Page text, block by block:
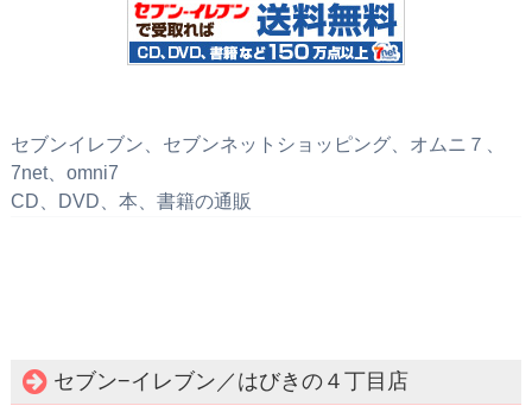
セブンイレブン、セブンネットショッピング、オムニ７、
7net、omni7
CD、DVD、本、書籍の通販
セブン−イレブン／はびきの４丁目店